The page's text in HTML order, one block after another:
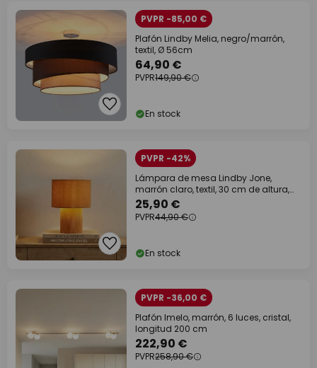
PVPR -85,00 €
Plafón Lindby Melia, negro/marrón,
textil, Ø 56cm
64,90 €
PVPR149,90 €
En stock
PVPR -42%
Lámpara de mesa Lindby Jone,
marrón claro, textil, 30 cm de altura,
E27
25,90 €
PVPR44,90 €
En stock
PVPR -36,00 €
Plafón Imelo, marrón, 6 luces, cristal,
longitud 200 cm
222,90 €
PVPR258,90 €